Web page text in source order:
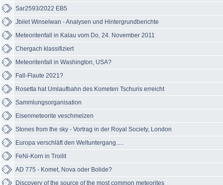
Sar2593/2022 EB5
Jbilet Winselwan - Analysen und Hintergrundberichte
Meteoritenfall in Kalau vom Do, 24. November 2011
Chergach klassifiziert
Meteoritenfall in Washington, USA?
Fall-Flaute 2021?
Rosetta hat Umlaufbahn des Kometen Tschuris erreicht
Sammlungsorganisation
Eisenmeteorite veschmelzen
Stones from the sky - Vortrag in der Royal Society, London
Europa verschläft den Weltuntergang.....
FeNi-Korn in Troilit
AD 775 - Komet, Nova oder Bolide?
Discovery of the source of the most common meteorites